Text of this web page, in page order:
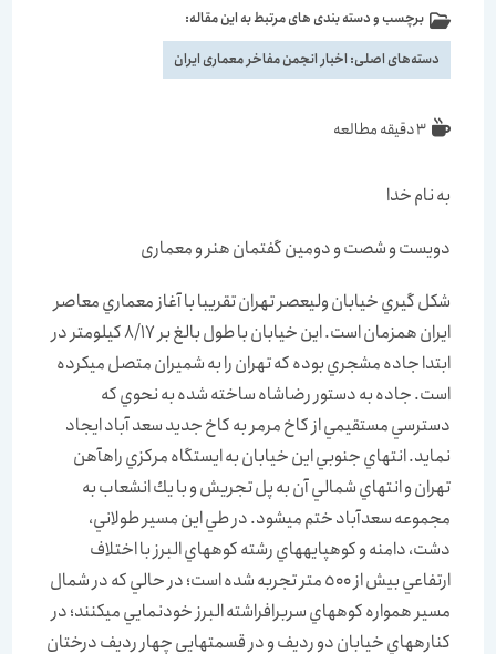
برچسب و دسته بندی های مرتبط به این مقاله:
دسته‌های اصلی:اخبار انجمن مفاخر معماری ایران
3 دقیقه مطالعه
به نام خدا
دویست و شصت و دومین گفتمان هنر و معماری
شكل گيري خيابان وليعصر تهران تقريبا با آغاز معماري معاصر
ايران هم‏زمان است. اين خيابان با طول بالغ بر 8/17 كيلومتر در
ابتدا جاده مشجري بوده كه تهران را به شميران متصل مي‏كرده
است. جاده به دستور رضا‏شاه ساخته شده به نحوي كه
دسترسي مستقيمي از كاخ مرمر به كاخ جديد سعد آباد ايجاد
نمايد. انتهاي جنوبي اين خيابان به ايستگاه مركزي راه‏آهن
تهران و انتهاي شمالي آن به پل تجريش و با يك انشعاب به
مجموعه سعد‏آباد ختم مي‏شود. در طي اين مسير طولاني،
دشت، دامنه و كوهپايه‏هاي رشته كوه‏هاي البرز با اختلاف
ارتفاعي بيش از ٥٠٠ متر تجربه شده است؛ در حالي كه در شمال
مسير همواره كوه‏هاي سربرافراشته البرز خودنمايي مي‏كنند؛ در
كناره‏هاي خيابان دو رديف و در قسمت‏هايي چهار رديف درختان